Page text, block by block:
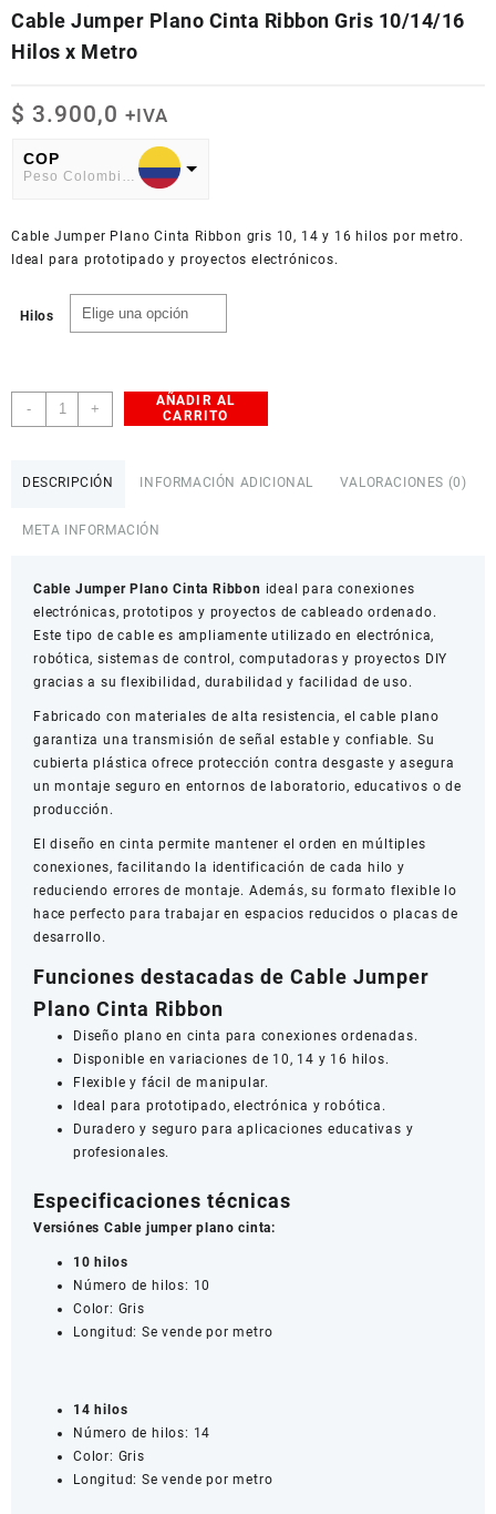
Cable Jumper Plano Cinta Ribbon Gris 10/14/16
Hilos x Metro
$ 3.900,0 +IVA
COP
American Dollar
Cable Jumper Plano Cinta Ribbon gris 10, 14 y 16 hilos por metro.
Ideal para prototipado y proyectos electrónicos.
Hilos
-
Cable
Jumper
x
Metro
cantidad
+
AÑADIR AL
CARRITO
DESCRIPCIÓN INFORMACIÓN ADICIONAL VALORACIONES (0)
META INFORMACIÓN
Cable Jumper Plano Cinta Ribbon ideal para conexiones
electrónicas, prototipos y proyectos de cableado ordenado.
Este tipo de cable es ampliamente utilizado en electrónica,
robótica, sistemas de control, computadoras y proyectos DIY
gracias a su flexibilidad, durabilidad y facilidad de uso.
Fabricado con materiales de alta resistencia, el cable plano
garantiza una transmisión de señal estable y confiable. Su
cubierta plástica ofrece protección contra desgaste y asegura
un montaje seguro en entornos de laboratorio, educativos o de
producción.
El diseño en cinta permite mantener el orden en múltiples
conexiones, facilitando la identificación de cada hilo y
reduciendo errores de montaje. Además, su formato flexible lo
hace perfecto para trabajar en espacios reducidos o placas de
desarrollo.
Funciones destacadas de Cable Jumper
Plano Cinta Ribbon
Diseño plano en cinta para conexiones ordenadas.
Disponible en variaciones de 10, 14 y 16 hilos.
Flexible y fácil de manipular.
Ideal para prototipado, electrónica y robótica.
Duradero y seguro para aplicaciones educativas y
profesionales.
Especificaciones técnicas
Versiónes Cable jumper plano cinta:
10 hilos
Número de hilos: 10
Color: Gris
Longitud: Se vende por metro
14 hilos
Número de hilos: 14
Color: Gris
Longitud: Se vende por metro